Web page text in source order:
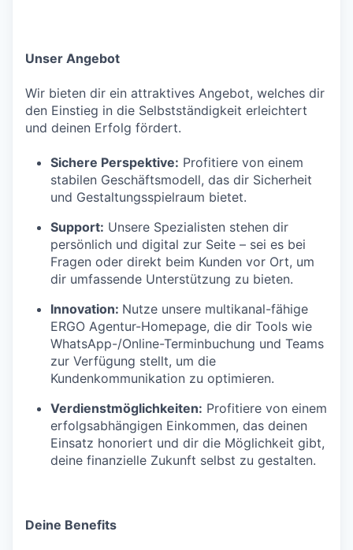
Unser Angebot
Wir bieten dir ein attraktives Angebot, welches dir
den Einstieg in die Selbstständigkeit erleichtert
und deinen Erfolg fördert.
Sichere Perspektive: Profitiere von einem
stabilen Geschäftsmodell, das dir Sicherheit
und Gestaltungsspielraum bietet.
Support: Unsere Spezialisten stehen dir
persönlich und digital zur Seite – sei es bei
Fragen oder direkt beim Kunden vor Ort, um
dir umfassende Unterstützung zu bieten.
Innovation: Nutze unsere multikanal-fähige
ERGO Agentur-Homepage, die dir Tools wie
WhatsApp-/Online-Terminbuchung und Teams
zur Verfügung stellt, um die
Kundenkommunikation zu optimieren.
Verdienstmöglichkeiten: Profitiere von einem
erfolgsabhängigen Einkommen, das deinen
Einsatz honoriert und dir die Möglichkeit gibt,
deine finanzielle Zukunft selbst zu gestalten.
Deine Benefits